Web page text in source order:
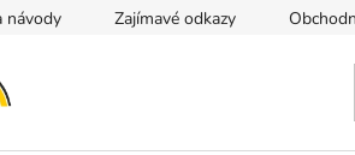
návody Zajímavé odkazy